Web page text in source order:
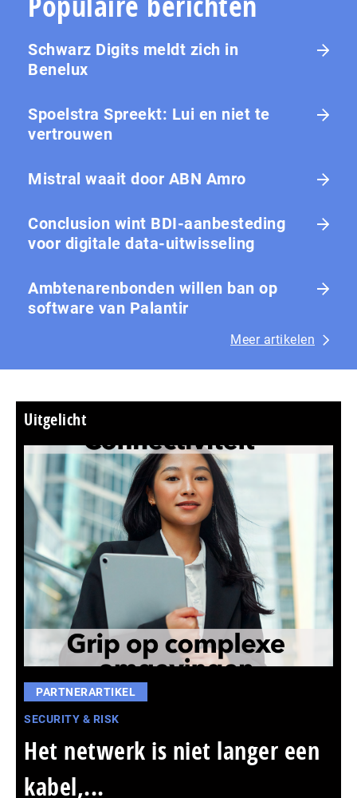
Schwarz Digits meldt zich in
Benelux
Spoelstra Spreekt: Lui en niet te
vertrouwen
Mistral waait door ABN Amro
Conclusion wint BDI-aanbesteding
voor digitale data-uitwisseling
Ambtenarenbonden willen ban op
software van Palantir
Meer artikelen
Uitgelicht
PARTNERARTIKEL
SECURITY & RISK
Het netwerk is niet langer een
kabel,...